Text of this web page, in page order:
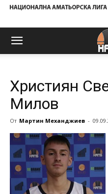
Християн
Милов
От Мартин Механджиев -